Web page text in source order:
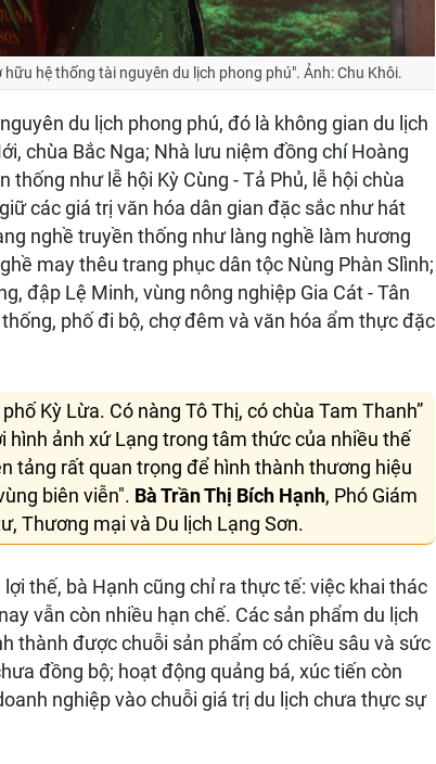
hệ thống tài nguyên du lịch phong phú". Ảnh: Chu Khôi.
du lịch phong phú, đó là không gian du lịch
chùa Bắc Nga; Nhà lưu niệm đồng chí Hoàng
thống như lễ hội Kỳ Cùng - Tả Phủ, lễ hội chùa
các giá trị văn hóa dân gian đặc sắc như hát
nghề truyền thống như làng nghề làm hương
may thêu trang phục dân tộc Nùng Phàn Slình;
đập Lệ Minh, vùng nông nghiệp Gia Cát - Tân
phố đi bộ, chợ đêm và văn hóa ẩm thực đặc
Kỳ Lừa. Có nàng Tô Thị, có chùa Tam Thanh”
ảnh xứ Lạng trong tâm thức của nhiều thế
tảng rất quan trọng để hình thành thương hiệu
biên viễn". Bà Trần Thị Bích Hạnh, Phó Giám
Thương mại và Du lịch Lạng Sơn.
thế, bà Hạnh cũng chỉ ra thực tế: việc khai thác
vẫn còn nhiều hạn chế. Các sản phẩm du lịch
thành được chuỗi sản phẩm có chiều sâu và sức
đồng bộ; hoạt động quảng bá, xúc tiến còn
nghiệp vào chuỗi giá trị du lịch chưa thực sự